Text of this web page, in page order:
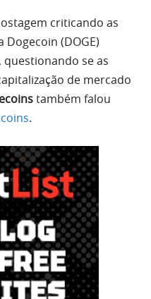
criticando as
(DOGE)
questionando se as
de mercado
também falou
.